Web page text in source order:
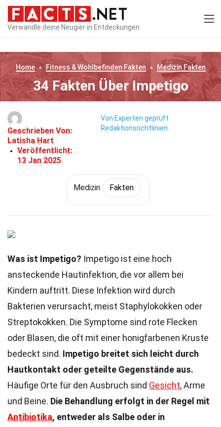
Verwandle deine Neugier in Entdeckungen
Home Fitness & Wohlbefinden Fakten Medizin Fakten
34 Fakten Über Impetigo
Geschrieben Von:
Latisha Hart
Veröffentlicht:
13 Jan 2025
Von Experten geprüft
Redaktionsrichtlinien
Medizin Fakten
Was ist Impetigo? Impetigo ist eine hoch
ansteckende Hautinfektion, die vor allem bei
Kindern auftritt. Diese Infektion wird durch
Bakterien verursacht, meist Staphylokokken oder
Streptokokken. Die Symptome sind rote Flecken
oder Blasen, die oft mit einer honigfarbenen Kruste
bedeckt sind. Impetigo breitet sich leicht durch
Hautkontakt oder geteilte Gegenstände aus.
Häufige Orte für den Ausbruch sind Gesicht, Arme
und Beine. Die Behandlung erfolgt in der Regel mit
Antibiotika, entweder als Salbe oder in